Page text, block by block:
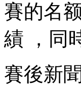
賽的名
績 ，同
賽後新